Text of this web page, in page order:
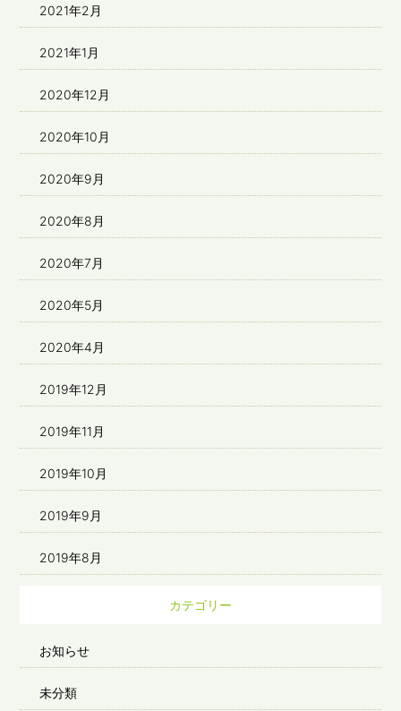
2021年2月
2021年1月
2020年12月
2020年10月
2020年9月
2020年8月
2020年7月
2020年5月
2020年4月
2019年12月
2019年11月
2019年10月
2019年9月
2019年8月
カテゴリー
お知らせ
未分類